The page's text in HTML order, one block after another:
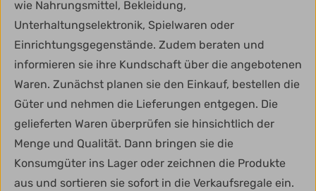
wie Nahrungsmittel, Bekleidung,
Unterhaltungselektronik, Spielwaren oder
Einrichtungsgegenstände. Zudem beraten und
informieren sie ihre Kundschaft über die angebotenen
Waren. Zunächst planen sie den Einkauf, bestellen die
Güter und nehmen die Lieferungen entgegen. Die
gelieferten Waren überprüfen sie hinsichtlich der
Menge und Qualität. Dann bringen sie die
Konsumgüter ins Lager oder zeichnen die Produkte
aus und sortieren sie sofort in die Verkaufsregale ein.